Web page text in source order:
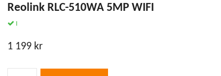
Reolink RLC-510WA 5MP WIFI
I
1 199 kr